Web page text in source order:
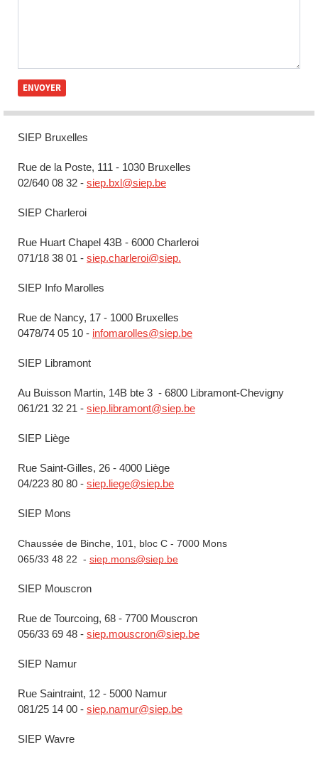
SIEP Bruxelles
Rue de la Poste, 111 - 1030 Bruxelles
02/640 08 32 - siep.bxl@siep.be
SIEP Charleroi
Rue Huart Chapel 43B - 6000 Charleroi
071/18 38 01 - siep.charleroi@siep.
SIEP Info Marolles
Rue de Nancy, 17 - 1000 Bruxelles
0478/74 05 10 - infomarolles@siep.be
SIEP Libramont
Au Buisson Martin, 14B bte 3 - 6800 Libramont-Chevigny
061/21 32 21 - siep.libramont@siep.be
SIEP Liège
Rue Saint-Gilles, 26 - 4000 Liège
04/223 80 80 - siep.liege@siep.be
SIEP Mons
Chaussée de Binche, 101, bloc C - 7000 Mons
065/33 48 22 - siep.mons@siep.be
SIEP Mouscron
Rue de Tourcoing, 68 - 7700 Mouscron
056/33 69 48 - siep.mouscron@siep.be
SIEP Namur
Rue Saintraint, 12 - 5000 Namur
081/25 14 00 - siep.namur@siep.be
SIEP Wavre